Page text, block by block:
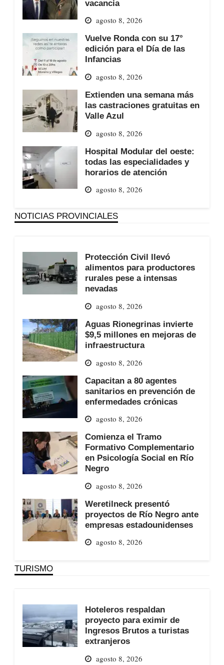
vacancia
agosto 8, 2026
Vuelve Ronda con su 17°
edición para el Día de las
Infancias
agosto 8, 2026
Extienden una semana más
las castraciones gratuitas en
Valle Azul
agosto 8, 2026
Hospital Modular del oeste:
todas las especialidades y
horarios de atención
agosto 8, 2026
NOTICIAS PROVINCIALES
Protección Civil llevó
alimentos para productores
rurales pese a intensas
nevadas
agosto 8, 2026
Aguas Rionegrinas invierte
$9,5 millones en mejoras de
infraestructura
agosto 8, 2026
Capacitan a 80 agentes
sanitarios en prevención de
enfermedades crónicas
agosto 8, 2026
Comienza el Tramo
Formativo Complementario
en Psicología Social en Río
Negro
agosto 8, 2026
Weretilneck presentó
proyectos de Río Negro ante
empresas estadounidenses
agosto 8, 2026
TURISMO
Hoteleros respaldan
proyecto para eximir de
Ingresos Brutos a turistas
extranjeros
agosto 8, 2026